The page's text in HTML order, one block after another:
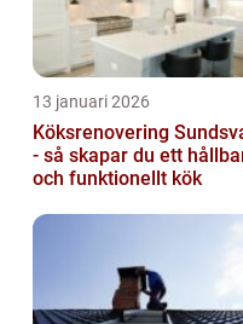
13 januari 2026
Köksrenovering
- så skapar du ett
och funktionellt kök